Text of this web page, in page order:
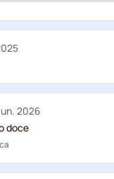
2026
doce